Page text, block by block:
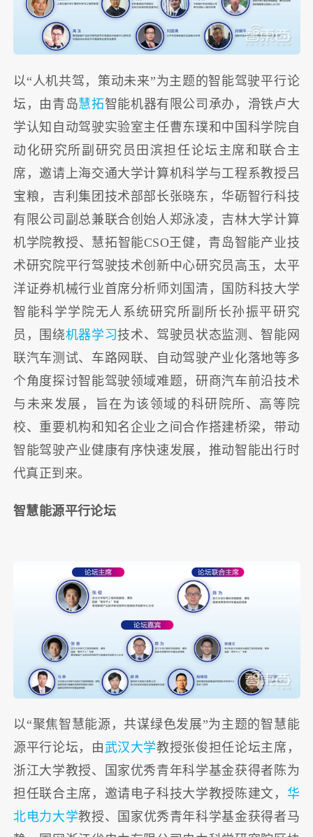
以“人机共驾，策动未来”为主题的智能驾驶平行论
坛，由青岛慧拓智能机器有限公司承办，滑铁卢大
学认知自动驾驶实验室主任曹东璞和中国科学院自
动化研究所副研究员田滨担任论坛主席和联合主
席，邀请上海交通大学计算机科学与工程系教授吕
宝粮，吉利集团技术部部长张晓东，华砺智行科技
有限公司副总兼联合创始人郑泳凌，吉林大学计算
机学院教授、慧拓智能CSO王健，青岛智能产业技
术研究院平行驾驶技术创新中心研究员高玉，太平
洋证券机械行业首席分析师刘国清，国防科技大学
智能科学学院无人系统研究所副所长孙振平研究
员，围绕机器学习技术、驾驶员状态监测、智能网
联汽车测试、车路网联、自动驾驶产业化落地等多
个角度探讨智能驾驶领域难题，研商汽车前沿技术
与未来发展，旨在为该领域的科研院所、高等院
校、重要机构和知名企业之间合作搭建桥梁，带动
智能驾驶产业健康有序快速发展，推动智能出行时
代真正到来。
智慧能源平行论坛
以“聚焦智慧能源，共谋绿色发展”为主题的智慧能
源平行论坛，由 武汉大学教授张俊担任论坛主席，
浙江大学教授、国家优秀青年科学基金获得者陈为
担任联合主席，邀请电子科技大学教授陈建文， 华
北电力大学教授、国家优秀青年科学基金获得者马